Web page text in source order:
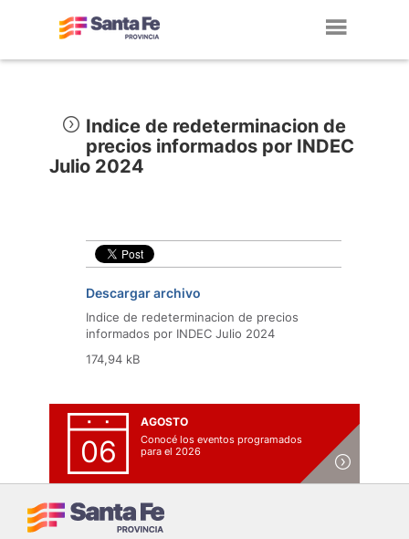
Indice de redeterminacion de
precios informados por INDEC
Julio 2024
Descargar archivo
Indice de redeterminacion de precios
informados por INDEC Julio 2024
174,94 kB
06
AGOSTO
Conocé los eventos programados
para el 2026